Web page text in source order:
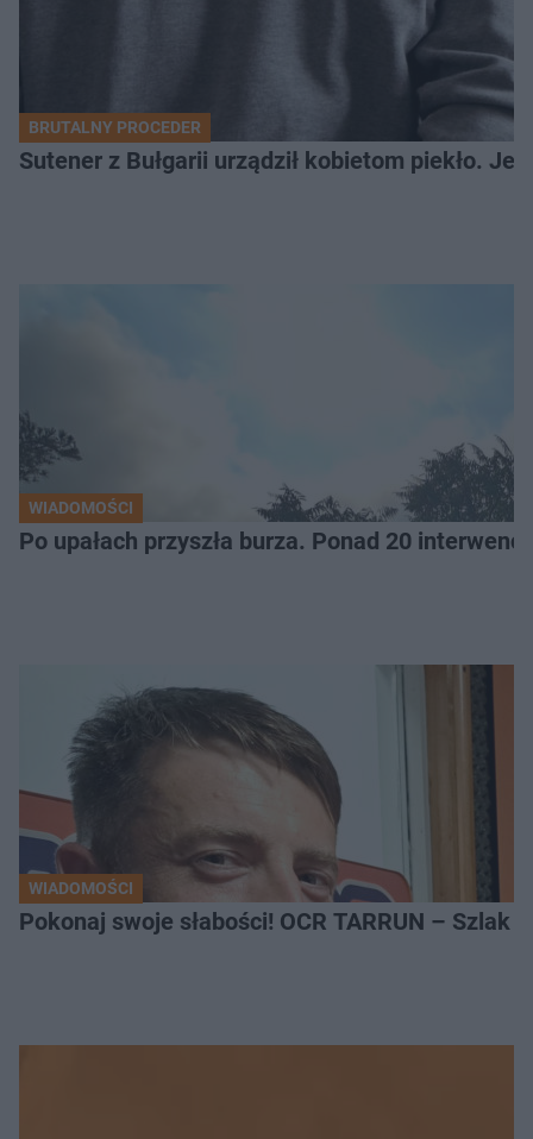
BRUTALNY PROCEDER
Sutener z Bułgarii urządził kobietom piekło.
WIADOMOŚCI
Po upałach przyszła burza. Ponad 20
WIADOMOŚCI
Pokonaj swoje słabości! OCR TARRUN – Szlak